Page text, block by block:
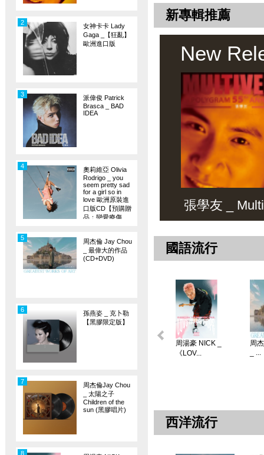
女神卡卡 Lady
Gaga _【狂亂】
歐洲進口版
2
派偉俊 Patrick
Brasca _ BAD
IDEA
3
奧莉維亞 Olivia
Rodrigo _ you
seem pretty sad
for a girl so in
love 歐洲原裝進
口版CD【預購贈
品：戀愛療傷
4
周杰倫 Jay Chou
_ 最偉大的作品
(CD+DVD)
5
孫燕姿 _ 克卜勒
【黑膠限定版】
6
周杰倫Jay Chou
_ 太陽之子
Children of the
sun (黑膠唱片)
7
8
新專輯推薦
New
張學友 _
國語流行
周湯豪 NICK _
《LOV...
周
_ ...
西洋流行